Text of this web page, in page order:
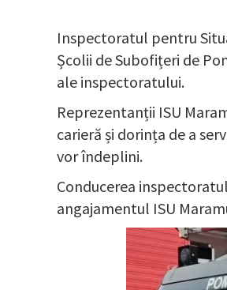
Inspectoratul pentru
Școlii de Subofițeri de
ale inspectoratului.
Reprezentanții ISU
carieră și dorința de a
vor îndeplini.
Conducerea
angajamentul ISU